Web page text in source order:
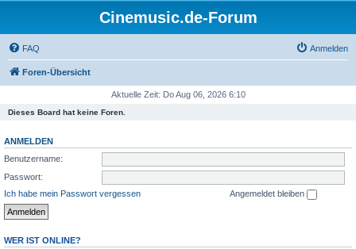
Cinemusic.de-Forum
FAQ Anmelden
Foren-Übersicht
Aktuelle Zeit: Do Aug 06, 2026 6:10
Dieses Board hat keine Foren.
ANMELDEN
Benutzername:
Passwort:
Ich habe mein Passwort vergessen
Angemeldet bleiben
WER IST ONLINE?